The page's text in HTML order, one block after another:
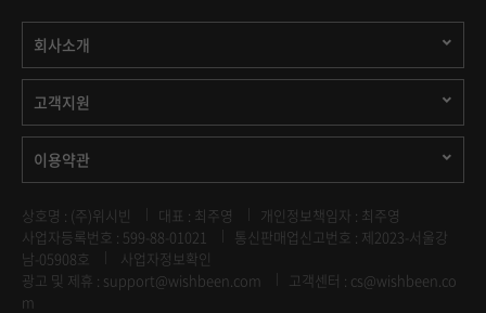
회사소개
고객지원
이용약관
상호명 : (주)위시빈 대표 : 최주영
개인정보책임자 : 최주영
사업자등록번호 : 599-88-01021
통신판매업신고번호 : 제2023-서울강
남-05908호
사업자정보확인
광고 및 제휴 : support@wishbeen.com
고객센터 : cs@wishbeen.co
m